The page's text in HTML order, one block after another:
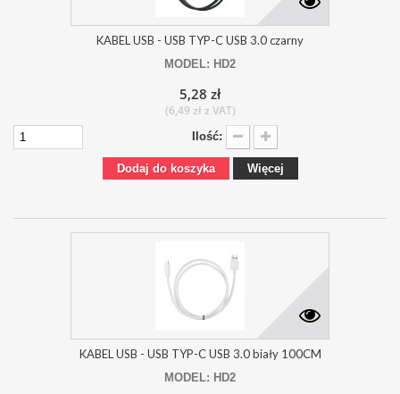
KABEL USB - USB TYP-C USB 3.0 czarny
MODEL: HD2
5,28 zł
(6,49 zł z VAT)
Ilość:
Dodaj do koszyka Więcej
KABEL USB - USB TYP-C USB 3.0 biały 100CM
MODEL: HD2